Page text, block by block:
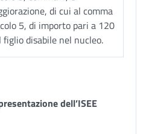
di cui al comma
5, di importo pari a 120
disabile nel nucleo.
dell’ISEE